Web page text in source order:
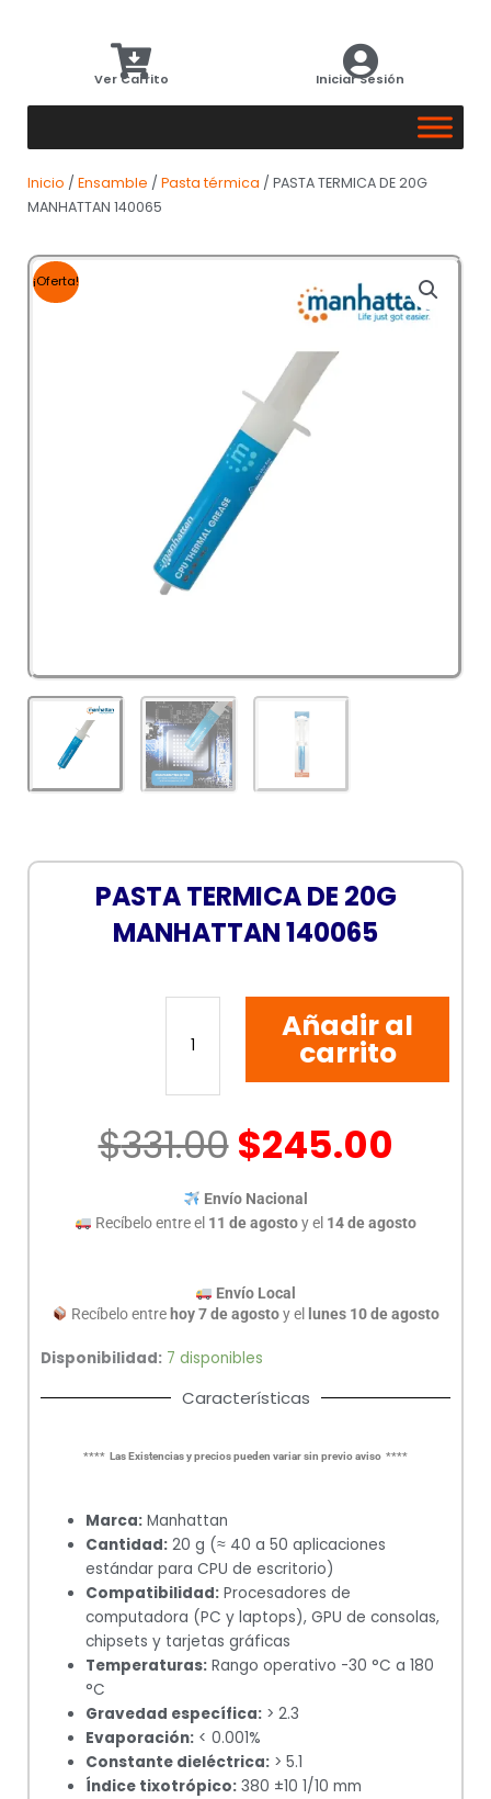
Ver Carrito Iniciar Sesión
Inicio / Ensamble / Pasta térmica / PASTA TERMICA DE 20G
MANHATTAN 140065
¡Oferta!
PASTA TERMICA DE 20G
MANHATTAN 140065
PASTA
MANHATTAN
cantidad
Añadir al
carrito
$331.00$245.00
Envío Nacional
Recíbelo entre el 11 de agostoy el 14 de agosto
Envío Local
Recíbelo entre hoy 7 de agostoy el lunes 10 de agosto
Disponibilidad: 7 disponibles
Características
**** Las Existencias y precios pueden variar sin previo aviso ****
Marca: Manhattan
Cantidad: 20 g (≈ 40 a 50 aplicaciones
estándar para CPU de escritorio)
Compatibilidad: Procesadores de
computadora (PC y laptops), GPU de consolas,
chipsets y tarjetas gráficas
Temperaturas: Rango operativo -30 °C a 180
°C
Gravedad específica: > 2.3
Evaporación: < 0.001%
Constante dieléctrica: > 5.1
Índice tixotrópico: 380 ±10 1/10 mm